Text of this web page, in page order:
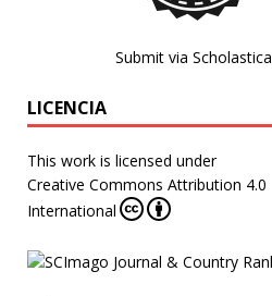
Submit via Scholastica
LICENCIA
This work is licensed under
Creative Commons Attribution 4.0
International